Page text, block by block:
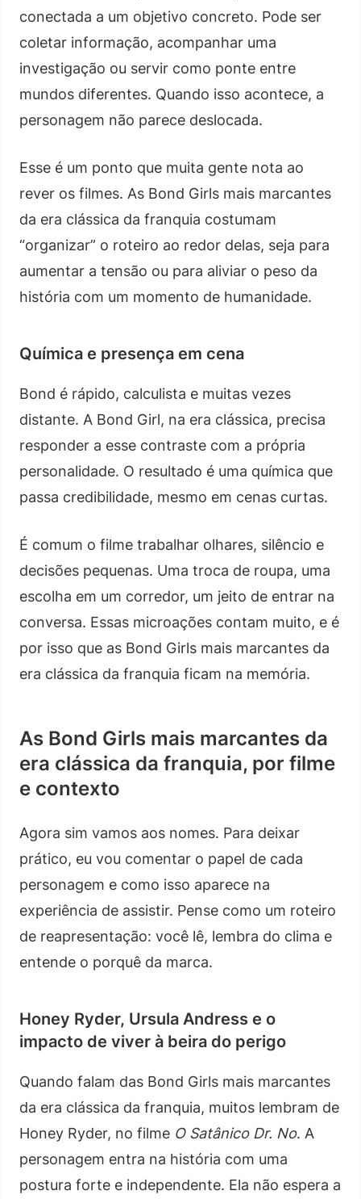
conectada a um objetivo concreto. Pode ser
coletar informação, acompanhar uma
investigação ou servir como ponte entre
mundos diferentes. Quando isso acontece, a
personagem não parece deslocada.
Esse é um ponto que muita gente nota ao
rever os filmes. As Bond Girls mais marcantes
da era clássica da franquia costumam
“organizar” o roteiro ao redor delas, seja para
aumentar a tensão ou para aliviar o peso da
história com um momento de humanidade.
Química e presença em cena
Bond é rápido, calculista e muitas vezes
distante. A Bond Girl, na era clássica, precisa
responder a esse contraste com a própria
personalidade. O resultado é uma química que
passa credibilidade, mesmo em cenas curtas.
É comum o filme trabalhar olhares, silêncio e
decisões pequenas. Uma troca de roupa, uma
escolha em um corredor, um jeito de entrar na
conversa. Essas microações contam muito, e é
por isso que as Bond Girls mais marcantes da
era clássica da franquia ficam na memória.
As Bond Girls mais marcantes da
era clássica da franquia, por filme
e contexto
Agora sim vamos aos nomes. Para deixar
prático, eu vou comentar o papel de cada
personagem e como isso aparece na
experiência de assistir. Pense como um roteiro
de reapresentação: você lê, lembra do clima e
entende o porquê da marca.
Honey Ryder, Ursula Andress e o
impacto de viver à beira do perigo
Quando falam das Bond Girls mais marcantes
da era clássica da franquia, muitos lembram de
Honey Ryder, no filme O Satânico Dr. No. A
personagem entra na história com uma
postura forte e independente. Ela não espera a